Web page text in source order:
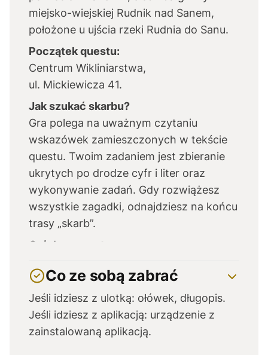
miejsko-wiejskiej Rudnik nad Sanem,
położone u ujścia rzeki Rudnia do Sanu.
Początek questu:
Centrum Wikliniarstwa,
ul. Mickiewicza 41.
Jak szukać skarbu?
Gra polega na uważnym czytaniu
wskazówek zamieszczonych w tekście
questu. Twoim zadaniem jest zbieranie
ukrytych po drodze cyfr i liter oraz
wykonywanie zadań. Gdy rozwiążesz
wszystkie zagadki, odnajdziesz na końcu
trasy „skarb”.
Opiekun questu:
Sanem.
Co ze sobą zabrać
Jeśli idziesz z ulotką: ołówek, długopis.
Jeśli idziesz z aplikacją: urządzenie z
zainstalowaną aplikacją.